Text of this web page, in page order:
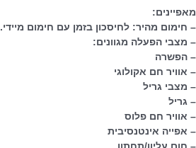
Active,
יבואן
רשמי
אלקטרה
מאפיינים:
– חימום מהיר: לחיסכון בזמן עם חימום מיידי.
– מצבי הפעלה מגוונים:
– הפשרה
– אוויר חם אקולוגי
– מצבי גריל
– גריל
– אוויר חם פלוס
– אפייה אינטנסיבית